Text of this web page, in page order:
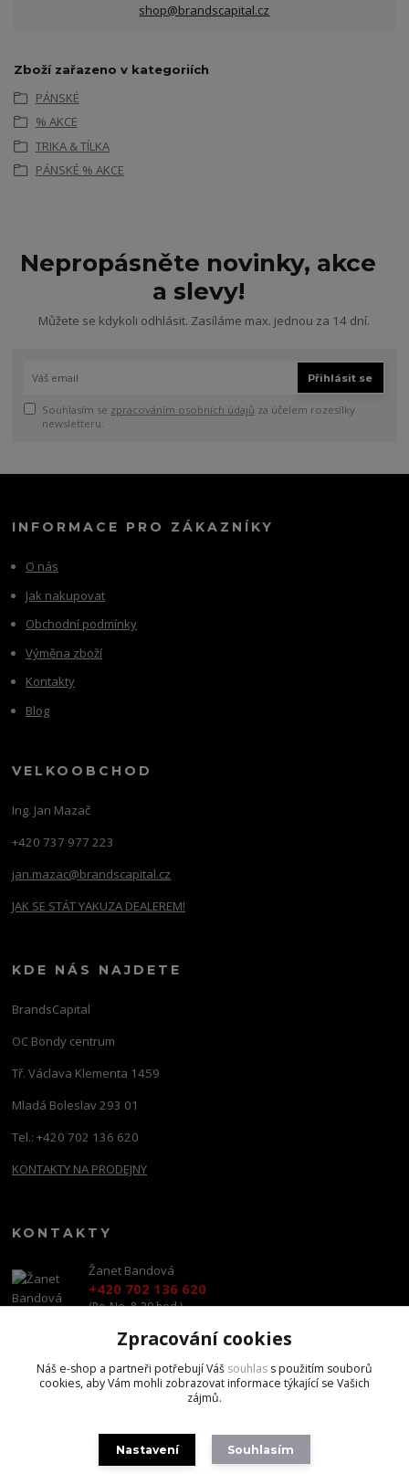
shop@brandscapital.cz
Zboží zařazeno v kategoriích
PÁNSKÉ
% AKCE
TRIKA & TÍLKA
PÁNSKÉ % AKCE
Nepropásněte novinky, akce
a slevy!
Můžete se kdykoli odhlásit. Zasíláme max. jednou za 14 dní.
Přihlásit se
Souhlasím se zpracováním osobních údajů za účelem rozesílky
newsletteru.
INFORMACE PRO ZÁKAZNÍKY
O nás
Jak nakupovat
Obchodní podmínky
Výměna zboží
Kontakty
Blog
VELKOOBCHOD
Ing. Jan Mazač
+420 737 977 223
jan.mazac@brandscapital.cz
JAK SE STÁT YAKUZA DEALEREM!
KDE NÁS NAJDETE
BrandsCapital
OC Bondy centrum
Tř. Václava Klementa 1459
Mladá Boleslav 293 01
Tel.: +420 702 136 620
KONTAKTY NA PRODEJNY
KONTAKTY
Žanet Bandová
+420 702 136 620
(Po-Ne, 8-20 hod.)
shop@brandscapital.cz
Zpracování cookies
Náš e-shop a partneři potřebují Váš souhlas s použitím souborů
cookies, aby Vám mohli zobrazovat informace týkající se Vašich
zájmů.
Nastavení Souhlasím